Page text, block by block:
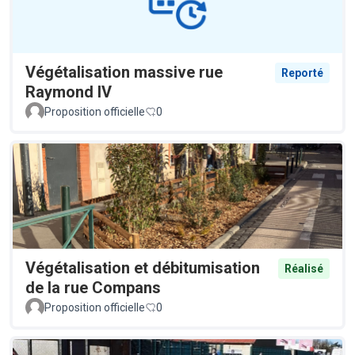
Végétalisation massive rue
Raymond IV
Reporté
Proposition officielle 0
Végétalisation et débitumisation
de la rue Compans
Réalisé
Proposition officielle 0